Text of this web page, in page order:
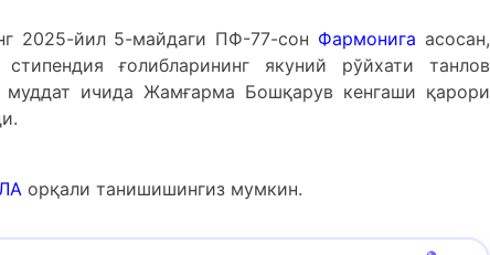
2025-йил 5-майдаги ПФ-77-сон Фармонига асосан,
ғолибларининг якуний рўйхати танлов
муддат ичида Жамғарма Бошқарув кенгаши қарори
орқали танишишингиз мумкин.